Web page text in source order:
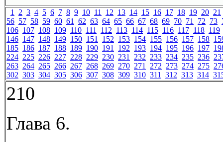
1 2 3 4 5 6 7 8 9 10 11 12 13 14 15 16 17 18 19 20 21
56 57 58 59 60 61 62 63 64 65 66 67 68 69 70 71 72 73
106 107 108 109 110 111 112 113 114 115 116 117 118 119
146 147 148 149 150 151 152 153 154 155 156 157 158
185 186 187 188 189 190 191 192 193 194 195 196 197
224 225 226 227 228 229 230 231 232 233 234 235 236
263 264 265 266 267 268 269 270 271 272 273 274 275
302 303 304 305 306 307 308 309 310 311 312 313 314
210
Глава 6.